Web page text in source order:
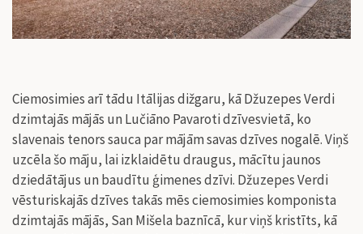
Ciemosimies arī tādu Itālijas dižgaru, kā Džuzepes Verdi
dzimtajās mājās un Lučiāno Pavaroti dzīvesvietā, ko
slavenais tenors sauca par mājām savas dzīves nogalē. Viņš
uzcēla šo māju, lai izklaidētu draugus, mācītu jaunos
dziedātājus un baudītu ģimenes dzīvi. Džuzepes Verdi
vēsturiskajās dzīves takās mēs ciemosimies komponista
dzimtajās mājās, San Mišela baznīcā, kur viņš kristīts, kā